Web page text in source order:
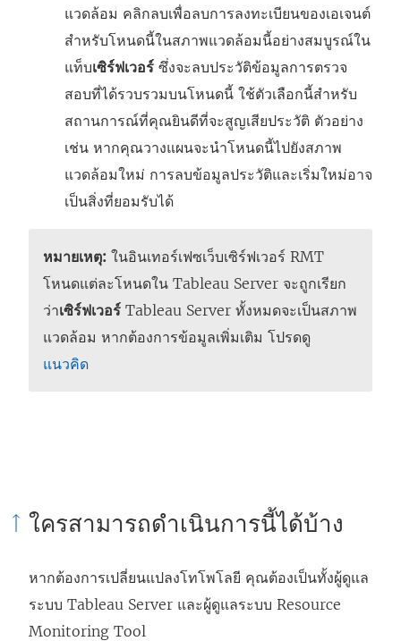
แวดล้อม คลิกลบเพื่อลบการลงทะเบียนของเอเจนต์
สำหรับโหนดนี้ในสภาพแวดล้อมนี้อย่างสมบูรณ์ใน
แท็บเซิร์ฟเวอร์ ซึ่งจะลบประวัติข้อมูลการตรวจ
สอบที่ได้รวบรวมบนโหนดนี้ ใช้ตัวเลือกนี้สำหรับ
สถานการณ์ที่คุณยินดีที่จะสูญเสียประวัติ ตัวอย่าง
เช่น หากคุณวางแผนจะนำโหนดนี้ไปยังสภาพ
แวดล้อมใหม่ การลบข้อมูลประวัติและเริ่มใหม่อาจ
เป็นสิ่งที่ยอมรับได้
หมายเหตุ: ในอินเทอร์เฟซเว็บเซิร์ฟเวอร์ RMT
โหนดแต่ละโหนดใน Tableau Server จะถูกเรียก
ว่าเซิร์ฟเวอร์ Tableau Server ทั้งหมดจะเป็นสภาพ
แวดล้อม หากต้องการข้อมูลเพิ่มเติม โปรดดู
แนวคิด
ใครสามารถดำเนินการนี้ได้บ้าง
หากต้องการเปลี่ยนแปลงโทโพโลยี คุณต้องเป็นทั้งผู้ดูแล
ระบบ Tableau Server และผู้ดูแลระบบ Resource
Monitoring Tool